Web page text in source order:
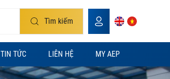
Tìm kiếm
TIN TỨC LIÊN HỆ MY AEP